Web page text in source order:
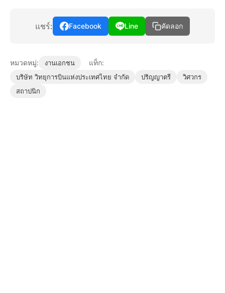
แชร์: Facebook Line คัดลอก
หมวดหมู่: งานเอกชน แท็ก:
บริษัท วิทยุการบินแห่งประเทศไทย จำกัด ปริญญาตรี
วิศวกร
สถาปนิก